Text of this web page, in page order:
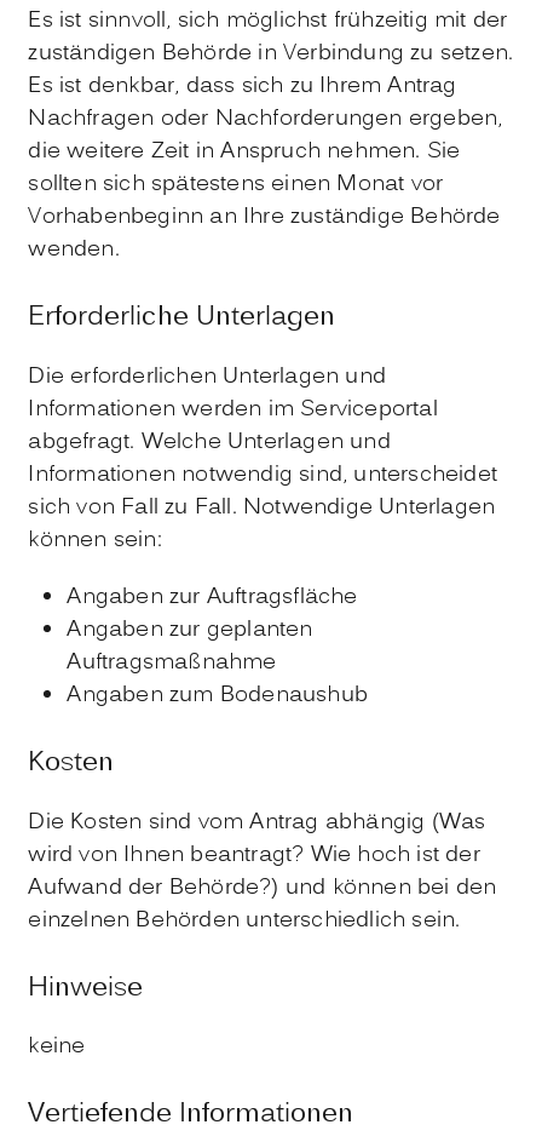
Es ist sinnvoll, sich möglichst frühzeitig mit der
zuständigen Behörde in Verbindung zu setzen.
Es ist denkbar, dass sich zu Ihrem Antrag
Nachfragen oder Nachforderungen ergeben,
die weitere Zeit in Anspruch nehmen. Sie
sollten sich spätestens einen Monat vor
Vorhabenbeginn an Ihre zuständige Behörde
wenden.
Erforderliche Unterlagen
Die erforderlichen Unterlagen und
Informationen werden im Serviceportal
abgefragt. Welche Unterlagen und
Informationen notwendig sind, unterscheidet
sich von Fall zu Fall. Notwendige Unterlagen
können sein:
Angaben zur Auftragsfläche
Angaben zur geplanten
Auftragsmaßnahme
Angaben zum Bodenaushub
Kosten
Die Kosten sind vom Antrag abhängig (Was
wird von Ihnen beantragt? Wie hoch ist der
Aufwand der Behörde?) und können bei den
einzelnen Behörden unterschiedlich sein.
Hinweise
keine
Vertiefende Informationen